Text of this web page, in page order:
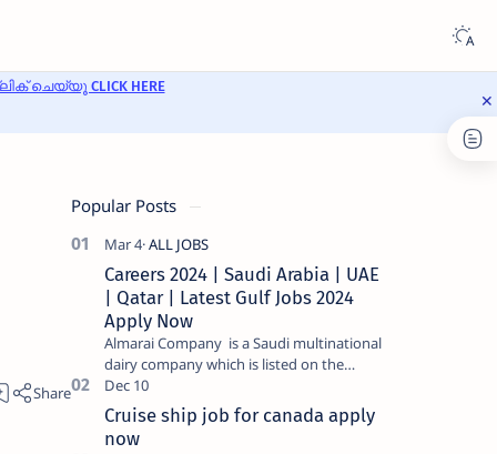
ചെയ്യൂ CLICK HERE
Popular Posts
Careers 2024 | Saudi Arabia | UAE
| Qatar | Latest Gulf Jobs 2024
Apply Now
Almarai Company is a Saudi multinational
dairy company which is listed on the
Tadawul stock exchange. It specializes in
food and bevera…
Cruise ship job for canada apply
now